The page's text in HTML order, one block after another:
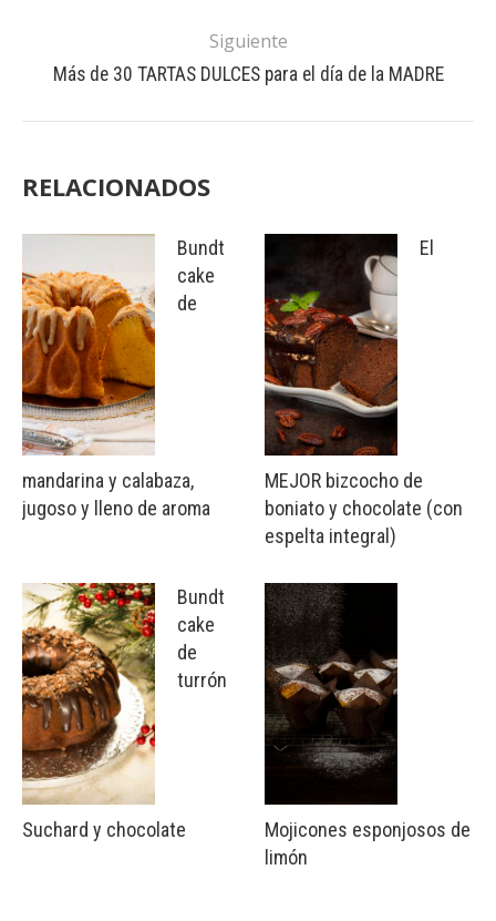
Siguiente
Más de 30 TARTAS DULCES para el día de la MADRE
RELACIONADOS
Bundt
cake
de
mandarina y calabaza,
jugoso y lleno de aroma
Bundt
cake
de
turrón
Suchard y chocolate
El
MEJOR bizcocho de
boniato y chocolate (con
espelta integral)
Mojicones esponjosos de
limón